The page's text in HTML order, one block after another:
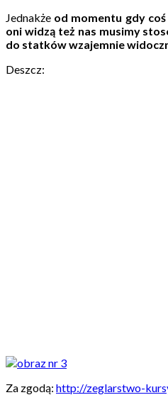
Jednakże od momentu gdy
oni widzą też nas musimy
do statków wzajemnie
Deszcz:
Za zgodą: http://zeglarstwo-